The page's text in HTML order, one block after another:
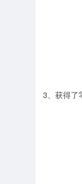
3、获得了